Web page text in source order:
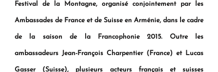
en Arménie
Le premier hôtel Hyatt Regency d'Arménie
ouvrira ses portes à Dilijan
Festival de la Montagne, organiséconjointement par les
Ambassades de France et de Suisse en Arménie, dans le cadre
de la saison de la Francophonie 2015. Outre les
ambassadeurs Jean-François Charpentier (France) et Lucas
Gasser (Suisse), plusieurs acteurs français et suisses